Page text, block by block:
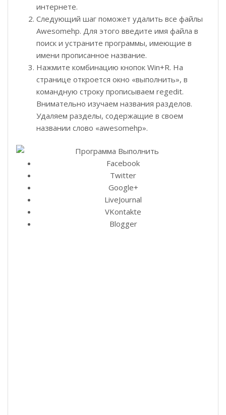
интернете.
Следующий шаг поможет удалить все файлы
Awesomehp. Для этого введите имя файла в
поиск и устраните программы, имеющие в
имени прописанное название.
Нажмите комбинацию кнопок Win+R. На
странице откроется окно «выполнить», в
командную строку прописываем regedit.
Внимательно изучаем названия разделов.
Удаляем разделы, содержащие в своем
названии слово «awesomehp».
Facebook
Twitter
Google+
LiveJournal
VKontakte
Blogger